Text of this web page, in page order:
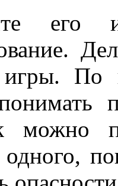
его
По
можно
одного,